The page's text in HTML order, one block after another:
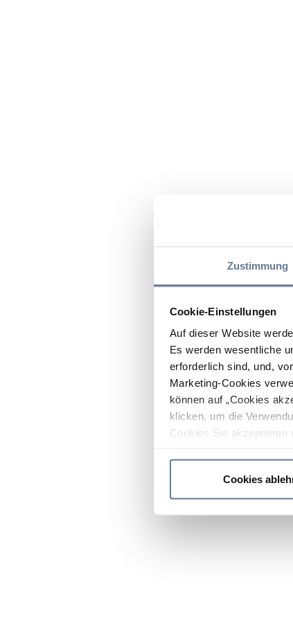
Zustimmung
Cookie-Einstellungen
Auf dieser Website
Es werden wesentliche
erforderlich sind, und,
Marketing-Cookies
können auf „Cookies
klicken, um die
Cookies Sie akzeptieren
Cookies